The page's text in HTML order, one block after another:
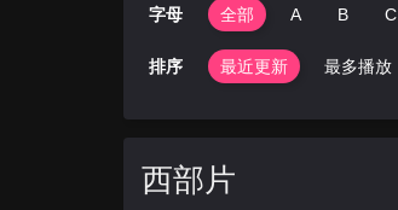
字母 全部 A B C
排序 最近更新 最多播放
西部片